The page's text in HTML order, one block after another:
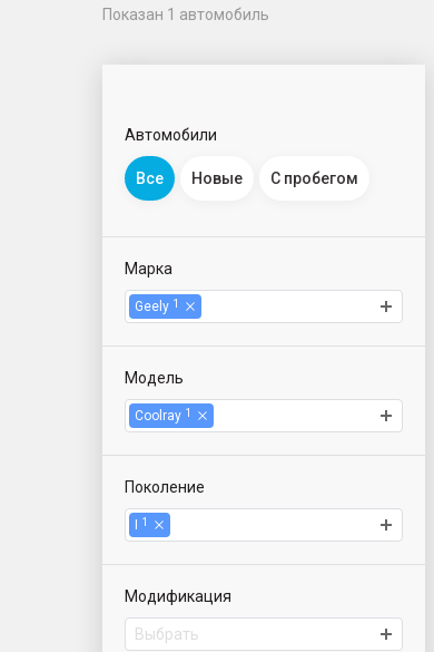
Показан 1 автомобиль
Автомобили
Все Новые С пробегом
Марка
Geely 1
Модель
Coolray 1
Поколение
I 1
Модификация
Выбрать